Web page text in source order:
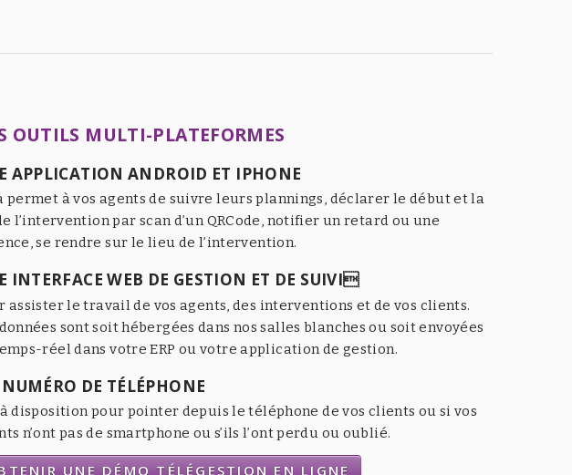
OUTILS MULTI-PLATEFORMES
APPLICATION ANDROID ET IPHONE
permet à vos agents de suivre leurs plannings, déclarer le début et la
l’intervention par scan d’un QRCode, notifier un retard ou une
se rendre sur le lieu de l’intervention.
INTERFACE WEB DE GESTION ET DE SUIVI
assister le travail de vos agents, des interventions et de vos clients.
sont soit hébergées dans nos salles blanches ou soit envoyées
réel dans votre ERP ou votre application de gestion.
DE TÉLÉPHONE
disposition pour pointer depuis le téléphone de vos clients ou si vos
n’ont pas de smartphone ou s’ils l’ont perdu ou oublié.
UNE DÉMO TÉLÉGESTION EN LIGNE